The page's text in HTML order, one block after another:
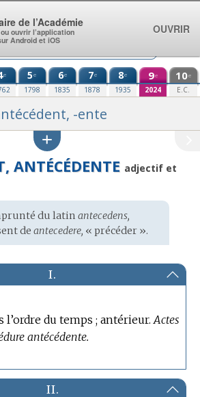
e 5e
1798
6e
1835
7e
1878
8e
1935
9e
2024
10e
E.C.
-ente
ANTÉCÉDENTE adjectif et
du latin antecedens,
de antecedere, « précéder ».
I.
l’ordre du temps ; antérieur. Actes
antécédente.
II.
de l’Académie
ouvrir l’application
Android et iOS
OUVRIR